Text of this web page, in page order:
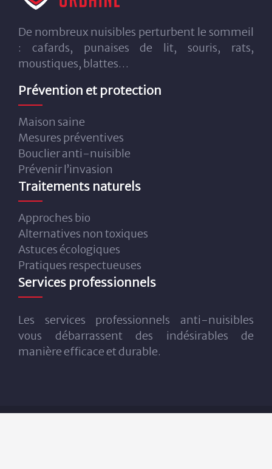
De nombreux nuisibles perturbent le sommeil
: cafards, punaises de lit, souris, rats,
moustiques, blattes…
Prévention et protection
Maison saine
Mesures préventives
Bouclier anti-nuisible
Prévenir l’invasion
Traitements naturels
Approches bio
Alternatives non toxiques
Astuces écologiques
Pratiques respectueuses
Services professionnels
Les services professionnels anti-nuisibles
vous débarrassent des indésirables de
manière efficace et durable.